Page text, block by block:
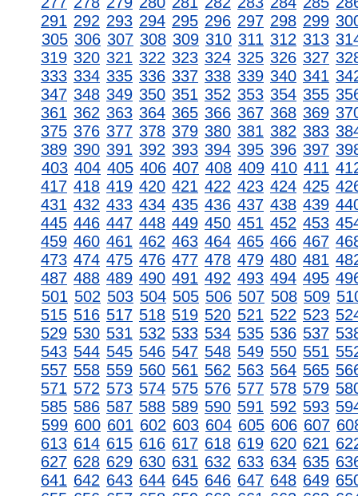
291 292 293 294 295 296 297 298 299
305 306 307 308 309 310 311 312 313
319 320 321 322 323 324 325 326 327
333 334 335 336 337 338 339 340 341
347 348 349 350 351 352 353 354 355
361 362 363 364 365 366 367 368 369
375 376 377 378 379 380 381 382 383
389 390 391 392 393 394 395 396 397
403 404 405 406 407 408 409 410 411
417 418 419 420 421 422 423 424 425
431 432 433 434 435 436 437 438 439
445 446 447 448 449 450 451 452 453
459 460 461 462 463 464 465 466 467
473 474 475 476 477 478 479 480 481
487 488 489 490 491 492 493 494 495
501 502 503 504 505 506 507 508 509
515 516 517 518 519 520 521 522 523
529 530 531 532 533 534 535 536 537
543 544 545 546 547 548 549 550 551
557 558 559 560 561 562 563 564 565
571 572 573 574 575 576 577 578 579
585 586 587 588 589 590 591 592 593
599 600 601 602 603 604 605 606 607
613 614 615 616 617 618 619 620 621
627 628 629 630 631 632 633 634 635
641 642 643 644 645 646 647 648 649